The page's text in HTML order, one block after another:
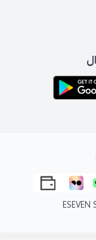
ESEVEN